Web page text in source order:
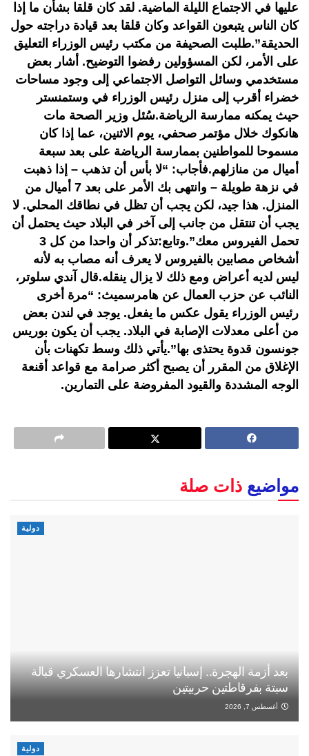
عليها في الاجتماع الليلة الماضية. لقد كان قلقا بشأن ما إذا
كان الناس يتبعون القواعد وكان قلقا بعد قيادة دراجته حول
الحديقة”.طلبت الصحيفة من مكتب رئيس الوزراء التعليق
على الأمر، لكن المسؤولين رفضوا التوضيح. أشار بعض
مستخدمي وسائل التواصل الاجتماعي إلى وجود مساحات
خضراء أقرب إلى منزل رئيس الوزراء في وستمنستر
حيث يمكنه ممارسة الرياضة.سُئل وزير الصحة مات
هانكوك خلال مؤتمر صحفي، يوم الاثنين، عما إذا كان
مسموحا للمواطنين بممارسة الرياضة على بعد سبعة
أميال من منازلهم.فأجاب: “لا بأس أن تذهب – إذا ذهبت
في نزهة طويلة – وانتهى بك الأمر على بعد 7 أميال من
المنزل. هذا جيد، لكن يجب أن تظل في نطاقك المحلي. لا
يجب أن تنتقل من جانب إلى آخر في البلاد حيث يحتمل أن
تحمل الفيروس معك”.وتابع:تذكر أن واحدا من كل 3
أشخاص مصابين بالفيروس لا يعرف أنه مصاب به لأنه
ليس لديه أعراض ومع ذلك لا يزال ينقله.قال آندي سلوتر،
النائب عن حزب العمال عن هامرسميث: “مرة أخرى
رئيس الوزراء يقول عكس ما يفعل. يوجد في لندن بعض
من أعلى معدلات الإصابة في البلاد. يجب أن يكون بوريس
جونسون قدوة يحتذى بها”.يأتي ذلك وسط تكهنات بأن
الإغلاق من المقرر أن يصبح أكثر صرامة مع قواعد أقنعة
الوجه المشددة والقيود المفروضة على التمارين.
مواضيع ذات صلة
دولية
بعد أزمة الهجرة.. إسبانيا تعزز انتشارها العسكري قبالة
سبتة بفرقاطتين حربيتين
أغسطس 7, 2026
دولية